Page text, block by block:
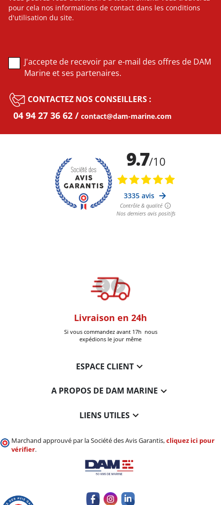
Livraison en 24h
Si vous commandez avant 17h nous
expédions le jour même
pour cela nos informations de contact dans les conditions
d'utilisation du site.
J'accepte de recevoir par e-mail des offres de DAM
Marine et ses partenaires.
CONTACTEZ NOS CONSEILLERS :
04 94 27 36 62 contact@dam-marine.com
ESPACE CLIENT
A PROPOS DE DAM MARINE 
LIENS UTILES 
Marchand approuvé par la Société des Avis Garantis,cliquez ici pour
vérifier.